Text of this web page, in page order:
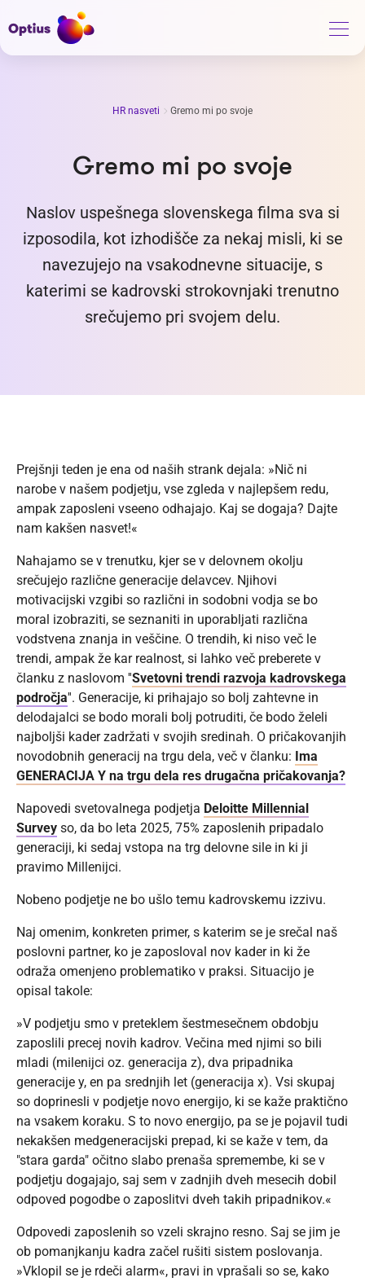
HR nasveti Gremo mi po svoje
Gremo mi po svoje
Naslov uspešnega slovenskega filma sva si
izposodila, kot izhodišče za nekaj misli, ki se
navezujejo na vsakodnevne situacije, s
katerimi se kadrovski strokovnjaki trenutno
srečujemo pri svojem delu.
Prejšnji teden je ena od naših strank dejala: »Nič ni
narobe v našem podjetju, vse zgleda v najlepšem redu,
ampak zaposleni vseeno odhajajo. Kaj se dogaja? Dajte
nam kakšen nasvet!«
Nahajamo se v trenutku, kjer se v delovnem okolju
srečujejo različne generacije delavcev. Njihovi
motivacijski vzgibi so različni in sodobni vodja se bo
moral izobraziti, se seznaniti in uporabljati različna
vodstvena znanja in veščine. O trendih, ki niso več le
trendi, ampak že kar realnost, si lahko več preberete v
članku z naslovom ''Svetovni trendi razvoja kadrovskega
področja''. Generacije, ki prihajajo so bolj zahtevne in
delodajalci se bodo morali bolj potruditi, če bodo želeli
najboljši kader zadržati v svojih sredinah. O pričakovanjih
novodobnih generacij na trgu dela, več v članku: Ima
GENERACIJA Y na trgu dela res drugačna pričakovanja?
Napovedi svetovalnega podjetja Deloitte Millennial
Survey so, da bo leta 2025, 75% zaposlenih pripadalo
generaciji, ki sedaj vstopa na trg delovne sile in ki ji
pravimo Millenijci.
Nobeno podjetje ne bo ušlo temu kadrovskemu izzivu.
Naj omenim, konkreten primer, s katerim se je srečal naš
poslovni partner, ko je zaposloval nov kader in ki že
odraža omenjeno problematiko v praksi. Situacijo je
opisal takole:
»V podjetju smo v preteklem šestmesečnem obdobju
zaposlili precej novih kadrov. Večina med njimi so bili
mladi (milenijci oz. generacija z), dva pripadnika
generacije y, en pa srednjih let (generacija x). Vsi skupaj
so doprinesli v podjetje novo energijo, ki se kaže praktično
na vsakem koraku. S to novo energijo, pa se je pojavil tudi
nekakšen medgeneracijski prepad, ki se kaže v tem, da
"stara garda" očitno slabo prenaša spremembe, ki se v
podjetju dogajajo, saj sem v zadnjih dveh mesecih dobil
odpoved pogodbe o zaposlitvi dveh takih pripadnikov.«
Odpovedi zaposlenih so vzeli skrajno resno. Saj se jim je
ob pomanjkanju kadra začel rušiti sistem poslovanja.
»Vklopil se je rdeči alarm«, pravi in vprašali so se, kako